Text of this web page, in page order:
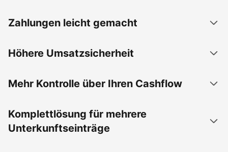
Zahlungen leicht gemacht
Höhere Umsatzsicherheit
Mehr Kontrolle über Ihren Cashflow
Komplettlösung für mehrere
Unterkunftseinträge